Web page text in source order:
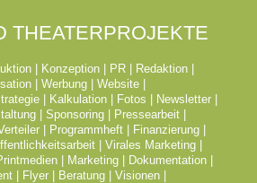
THEATERPROJEKTE
| Konzeption | PR | Redaktion |
| Werbung | Website |
| Kalkulation | Fotos | Newsletter |
| Sponsoring | Pressearbeit |
| Programmheft | Finanzierung |
| Virales Marketing |
| Marketing | Dokumentation |
| Flyer | Beratung | Visionen |